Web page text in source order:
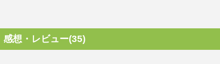
感想・レビュー(35)